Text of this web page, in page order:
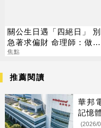
關公生日遇「四絕日」 別
急著求偏財 命理師：做1
事更有效
焦點
推薦閱讀
華邦
記憶
(2026/